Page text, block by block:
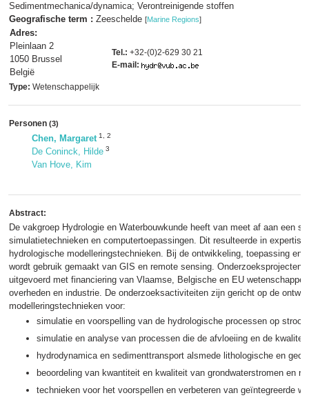
Sedimentmechanica/dynamica; Verontreinigende stoffen
Geografische term : Zeeschelde [Marine Regions]
Adres:
Pleinlaan 2
1050 Brussel
België
Tel.: +32-(0)2-629 30 21
E-mail:
Type: Wetenschappelijk
Personen (3)
Chen, Margaret 1 2
De Coninck, Hilde 3
Van Hove, Kim
Abstract:
De vakgroep Hydrologie en Waterbouwkunde heeft van meet af aan een
simulatietechnieken en computertoepassingen. Dit resulteerde in
hydrologische modelleringstechnieken. Bij de ontwikkeling, toepassing
wordt gebruik gemaakt van GIS en remote sensing. Onderzoeksprojecten
uitgevoerd met financiering van Vlaamse, Belgische en EU
overheden en industrie. De onderzoeksactiviteiten zijn gericht op de
modelleringstechnieken voor:
simulatie en voorspelling van de hydrologische processen op
simulatie en analyse van processen die de afvloeiing en de
hydrodynamica en sedimenttransport alsmede lithologische en
beoordeling van kwantiteit en kwaliteit van grondwaterstromen en
technieken voor het voorspellen en verbeteren van geïntegreerde